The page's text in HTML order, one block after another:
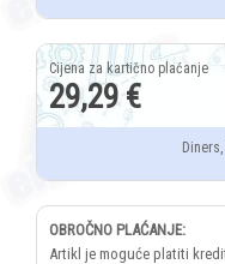
29,29 €
OBROČNO PLAĆANJE:
Artikl je moguće platiti